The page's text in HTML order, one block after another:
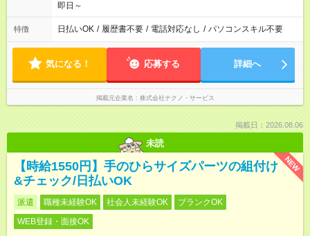
即日～
特徴 日払いOK / 履歴書不要 / 電話対応なし / パソコンスキル不要
気になる！ 応募する 詳細へ
掲載元企業名 株式会社テクノ・サービス
掲載日：2026.08.06
未読
NEW
【時給1550円】手のひらサイズパーツの組付け
&チェック/日払いOK
派遣 職種未経験OK 社会人未経験OK
ブランクOK
WEB登録・面接OK